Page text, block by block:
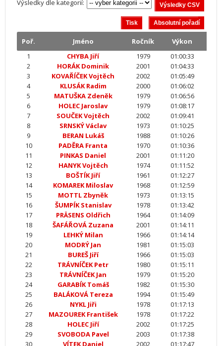
Výsledky dle kategorií:
Poř. Jméno Ročník
Výkon
1
CHYBA Jiří 1979
01:00:33
2
HORÁK Dominik 2001
01:04:33
3
KOVAŘÍČEK Vojtěch 2002
01:05:49
4
KLUSÁK Radim 2000
01:06:02
5
MATUŠKA Zdeněk 1979
01:06:56
6
HOLEC Jaroslav 1979
01:08:17
7
SOUČEK Vojtěch 2002
01:09:41
8
SRNSKÝ Václav 1973
01:10:25
9
BERAN Lukáš 1988
01:10:26
10
PADĚRA Franta 1970
01:10:36
11
PINKAS Daniel 2001
01:11:20
12
HANYK Vojtěch 1974
01:11:52
13
BOŠTÍK Jiří 1961
01:12:27
14
KOMAREK Miloslav 1968
01:12:59
15
MOTTL Zbyněk 1973
01:13:15
16
ŠUMPÍK Stanislav 1978
01:13:42
17
PRÄSENS Oldřich 1964
01:14:09
18
ŠAFÁŘOVÁ Zuzana 2001
01:14:11
19
LEHKÝ Milan 1966
01:14:14
20
MODRÝ Jan 1981
01:15:03
21
BUREŠ Jiří 1966
01:15:03
22
TRÁVNÍČEK Petr 1980
01:15:11
23
TRÁVNÍČEK Jan 1979
01:15:20
24
GARABÍK Tomáš 1982
01:15:30
25
BALÁKOVÁ Tereza 1994
01:15:49
26
NYKL Jiři 1978
01:17:13
27
MAZOUREK František 1978
01:17:22
28
HOLEC Jiří 2002
01:17:25
29
SVOBODA Pavel 2003
01:17:38
30
VÍTEK Daniel 2002
01:17:47